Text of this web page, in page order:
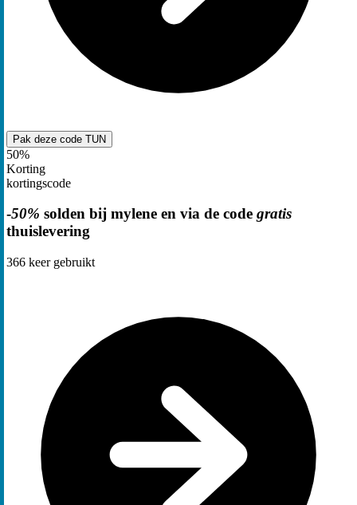
Pak deze code TUN
50%
Korting
kortingscode
-50% solden bij mylene en via de code gratis
thuislevering
366 keer gebruikt